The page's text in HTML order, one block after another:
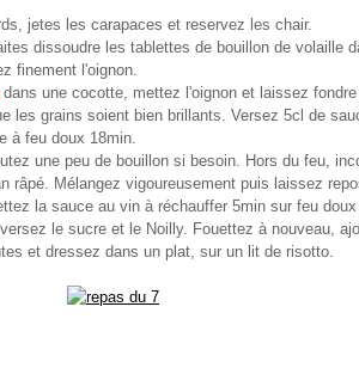
jetes les carapaces et reservez les chair.
dissoudre les tablettes de bouillon de volaille
finement l'oignon.
dans une cocotte, mettez l'oignon et laissez
les grains soient bien brillants. Versez 5cl de
à feu doux 18min.
une peu de bouillon si besoin. Hors du feu,
râpé. Mélangez vigoureusement puis laissez
la sauce au vin à réchauffer 5min sur feu
le sucre et le Noilly. Fouettez à nouveau,
et dressez dans un plat, sur un lit de risotto.